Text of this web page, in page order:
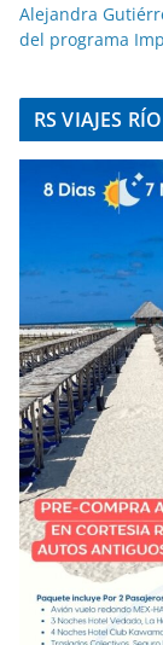
Alejandra
del programa
RS VIAJES